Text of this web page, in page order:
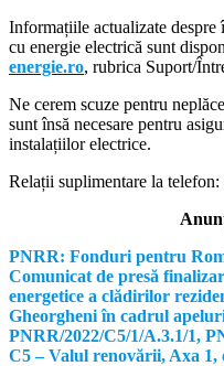
Informațiile actualizate
cu energie electrică sunt
energie.ro, rubrica Suport/
Ne cerem scuze pentru
sunt însă necesare pentru
instalațiilor electrice.
Relații suplimentare la telefon:
PNRR: Fonduri pentru
Comunicat de presă
energetice a clădirilor
Gheorgheni în cadrul
PNRR/2022/C5/1/A.3.1/1,
C5 – Valul renovării, Axa 1,